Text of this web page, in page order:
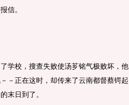
信。
校，搜查失败使汤芗铭气极败坏，他
－正在这时，却传来了云南都督蔡锷起
末日到了。